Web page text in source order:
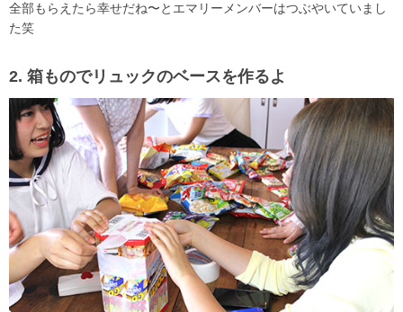
全部もらえたら幸せだね〜とエマリーメンバーはつぶやいていまし
た笑
2. 箱ものでリュックのベースを作るよ